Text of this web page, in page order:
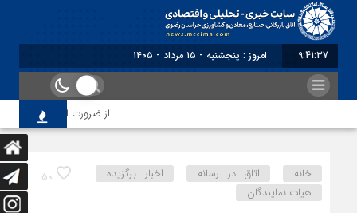
9:41:37 امروز : پنجشنبه - ۱۵ مرداد - ۱۴۰۵
از ضرورت اصلاح رویه‌های
50 خانه اتاق در رسانه
اخبار برگزیده
هیات نمایندگان